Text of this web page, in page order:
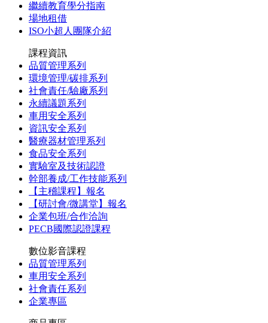
繼續教育學分指南
場地租借
ISO小超人團隊介紹
課程資訊
品質管理系列
環境管理/碳排系列
社會責任/驗廠系列
永續議題系列
車用安全系列
資訊安全系列
醫療器材管理系列
食品安全系列
實驗室及技術認證
幹部養成/工作技能系列
【主稽課程】報名
【研討會/微講堂】報名
企業包班/合作洽詢
PECB國際認證課程
數位影音課程
品質管理系列
車用安全系列
社會責任系列
企業專區